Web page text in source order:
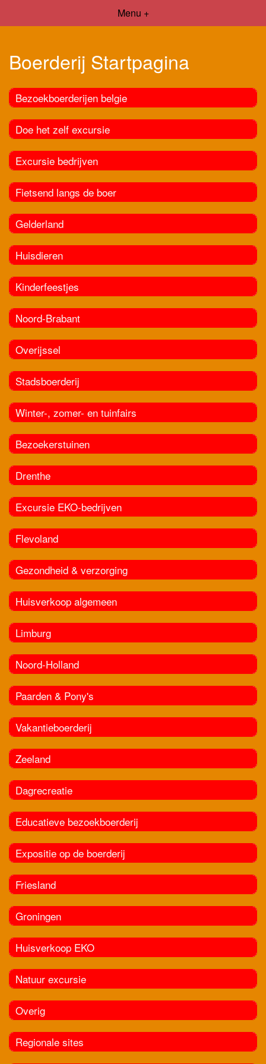
Menu +
Boerderij Startpagina
Bezoekboerderijen belgie
Doe het zelf excursie
Excursie bedrijven
Fietsend langs de boer
Gelderland
Huisdieren
Kinderfeestjes
Noord-Brabant
Overijssel
Stadsboerderij
Winter-, zomer- en tuinfairs
Bezoekerstuinen
Drenthe
Excursie EKO-bedrijven
Flevoland
Gezondheid & verzorging
Huisverkoop algemeen
Limburg
Noord-Holland
Paarden & Pony's
Vakantieboerderij
Zeeland
Dagrecreatie
Educatieve bezoekboerderij
Expositie op de boerderij
Friesland
Groningen
Huisverkoop EKO
Natuur excursie
Overig
Regionale sites